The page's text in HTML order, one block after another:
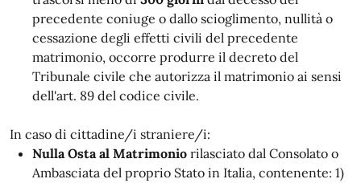
precedente coniuge o dallo scioglimento, nullità o
cessazione degli effetti civili del precedente
matrimonio, occorre produrre il decreto del
Tribunale civile che autorizza il matrimonio ai sensi
dell'art. 89 del codice civile.
In caso di cittadine/i straniere/i:
Nulla Osta al Matrimonio rilasciato dal Consolato o
Ambasciata del proprio Stato in Italia, contenente: 1)